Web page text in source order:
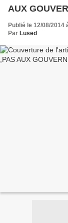
AUX
Publié le 12/08/2014
Par Lused